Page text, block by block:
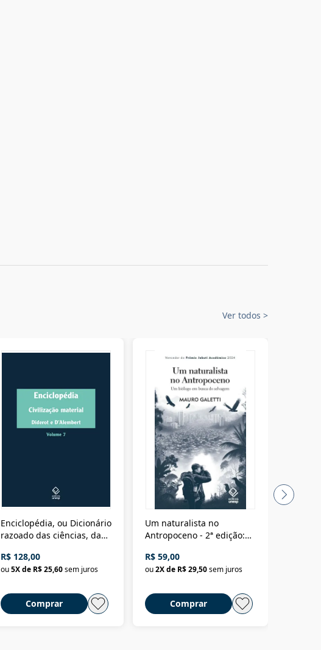
Ver todos >
Enciclopédia, ou Dicionário
razoado das ciências, das
Civilização material
R$ 128,00
ou5X de R$ 25,60sem juros
Comprar
Um naturalista no
Antropoceno - 2ª edição:
selvagem
R$ 59,00
ou2X de R$ 29,50sem juros
Comprar